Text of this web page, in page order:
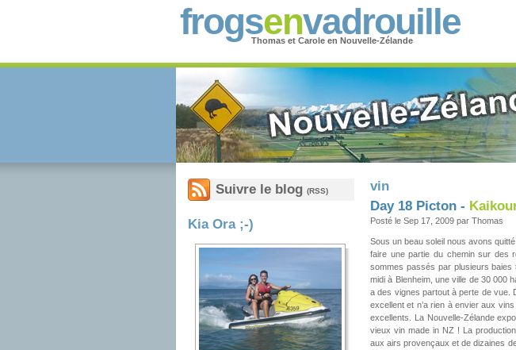
frogsenvadrouille
Thomas et Carole en Nouvelle-Zélande
Suivre le blog (RSS)
Kia Ora ;-)
vin
Day 18 Picton -
Posté le Sep 17, 2009 par Thomas
Sous un beau soleil nous avons
faire une partie du chemin sur des
sommes passés par plusieurs
midi à Blenheim, une ville de 30 000
a des vignes partout à perte de vue.
excellent et n’a rien à envier aux
excellents. La Nouvelle-Zélande
vieux vin made in NZ ! La
aux airs provençaux et de dizaines